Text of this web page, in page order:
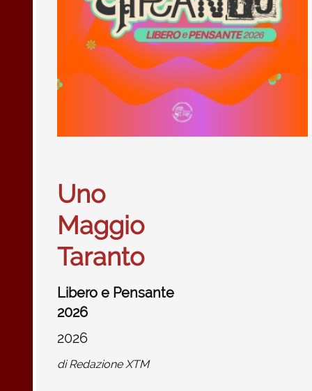
Uno
Maggio
Taranto
Libero e Pensante
2026
2026
diRedazione XTM